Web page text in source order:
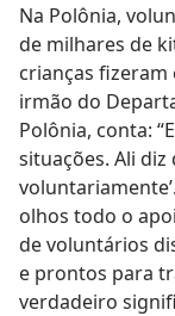
Na Polônia,
de milhares de
crianças fizeram
irmão do
Polônia, conta:
situações. Ali diz
olhos todo o
de voluntários
e prontos para
verdadeiro